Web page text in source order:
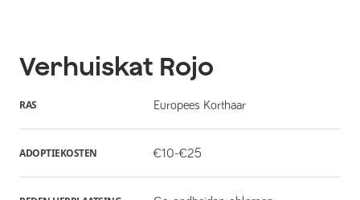
Verhuiskat Rojo
RAS Europees Korthaar
ADOPTIEKOSTEN €10-€25